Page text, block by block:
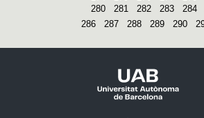
280
281 282 283 284
286
287 288 289 290